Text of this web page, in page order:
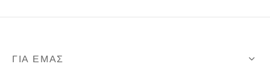
ΓΙΑ ΕΜΑΣ